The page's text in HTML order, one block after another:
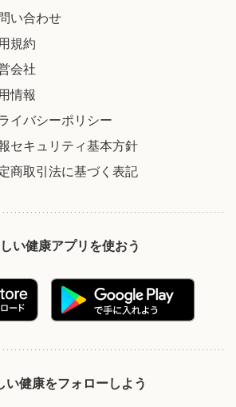
い合わせ
規約
会社
情報
イバシーポリシー
セキュリティ基本方針
商取引法に基づく表記
い健康アプリを使おう
い健康をフォローしよう